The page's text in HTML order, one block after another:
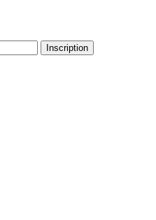
Inscription